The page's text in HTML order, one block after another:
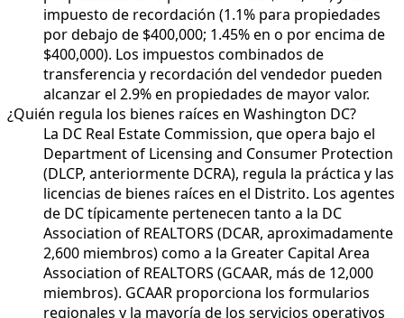
impuesto de recordación (1.1% para propiedades
por debajo de $400,000; 1.45% en o por encima de
$400,000). Los impuestos combinados de
transferencia y recordación del vendedor pueden
alcanzar el 2.9% en propiedades de mayor valor.
¿Quién regula los bienes raíces en Washington DC?
La DC Real Estate Commission, que opera bajo el
Department of Licensing and Consumer Protection
(DLCP, anteriormente DCRA), regula la práctica y las
licencias de bienes raíces en el Distrito. Los agentes
de DC típicamente pertenecen tanto a la DC
Association of REALTORS (DCAR, aproximadamente
2,600 miembros) como a la Greater Capital Area
Association of REALTORS (GCAAR, más de 12,000
miembros). GCAAR proporciona los formularios
regionales y la mayoría de los servicios operativos